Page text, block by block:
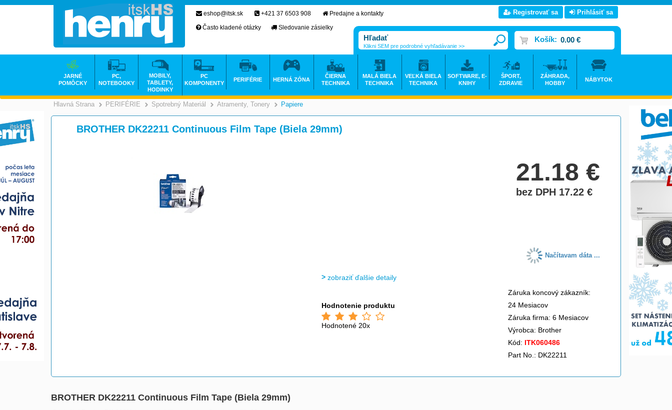
Hlavná Strana >
PERIFÉRIE >
Spotrebný Materiál >
Atramenty, Tonery >
Papiere
BROTHER DK22211 Continuous Film Tape (Biela 29mm)
21.18€
bez DPH 17.22€
Načítavam dáta ...
zobraziť ďalšie detaily
Hodnotenie produktu
Hodnotené 20x
Záruka koncový zákazník:
24 Mesiacov
Záruka firma: 6 Mesiacov
Výrobca: Brother
Kód: ITK060486
Part No.: DK22211
BROTHER DK22211 Continuous Film Tape (Biela 29mm)
eshop@itsk.sk +421 37 6503 908
Predajne a kontakty
Často kladené otázky
Sledovanie zásielky
Registrovať sa Prihlásiť sa
Košík: 0.00 €
Klikni SEM pre podrobné vyhľadávanie >>
JARNÉ
POMÔCKY
PC,
NOTEBOOKY
MOBILY,
TABLETY,
HODINKY
PC
KOMPONENTY
PERIFÉRIE HERNÁ ZÓNA
ČIERNA
TECHNIKA
MALÁ BIELA
TECHNIKA
VEĽKÁ BIELA
TECHNIKA
SOFTWARE, E-
KNIHY
ŠPORT,
ZDRAVIE
ZÁHRADA,
HOBBY
NÁBYTOK